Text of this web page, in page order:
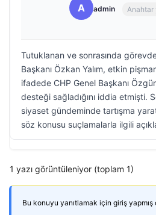
A admin
Tutuklanan ve sonrasında
Başkanı Özkan Yalım, etkin
ifadede CHP Genel Başkanı
desteği sağladığını iddia etmişti.
siyaset gündeminde tartışma
söz konusu suçlamalarla ilgili
1 yazı görüntüleniyor (toplam 1)
Bu konuyu yanıtlamak için giriş yapmış